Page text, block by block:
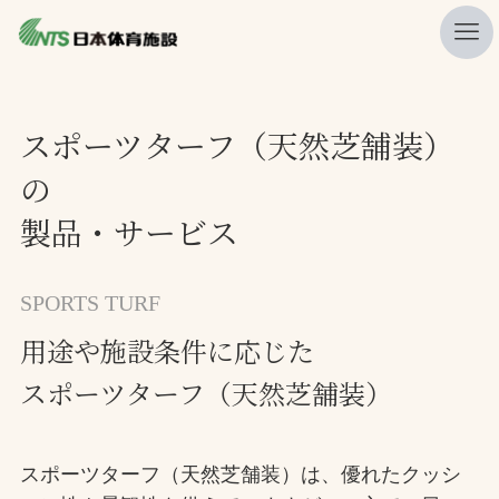
ニュース
プレスリリース
レポート
施工・管理実績一覧
会社概要
検索
スポーツターフ（天然芝舗装）
の
製品・サービス
SPORTS TURF
用途や施設条件に応じた
スポーツターフ（天然芝舗装）
スポーツターフ（天然芝舗装）は、優れたクッシ